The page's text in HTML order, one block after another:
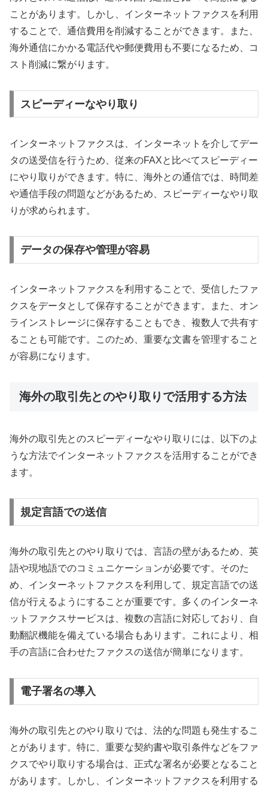
ことがあります。しかし、インターネットファクスを利用
することで、通信費用を削減することができます。また、
海外通信にかかる電話代や郵便費用も不要になるため、コ
スト削減に繋がります。
スピーディーなやり取り
インターネットファクスは、インターネットを介してデー
タの送受信を行うため、従来のFAXと比べてスピーディー
にやり取りができます。特に、海外との通信では、時間差
や通信手段の問題などがあるため、スピーディーなやり取
りが求められます。
データの保存や管理が容易
インターネットファクスを利用することで、受信したファ
クスをデータとして保存することができます。また、オン
ラインストレージに保存することもでき、複数人で共有す
ることも可能です。このため、重要な文書を管理すること
が容易になります。
海外の取引先とのやり取りで活用する方法
海外の取引先とのスピーディーなやり取りには、以下のよ
うな方法でインターネットファクスを活用することができ
ます。
規定言語での送信
海外の取引先とのやり取りでは、言語の壁があるため、英
語や現地語でのコミュニケーションが必要です。そのた
め、インターネットファクスを利用して、規定言語での送
信が行えるようにすることが重要です。多くのインターネ
ットファクスサービスは、複数の言語に対応しており、自
動翻訳機能を備えている場合もあります。これにより、相
手の言語に合わせたファクスの送信が簡単になります。
電子署名の導入
海外の取引先とのやり取りでは、法的な問題も発生するこ
とがあります。特に、重要な契約書や取引条件などをファ
クスでやり取りする場合は、正式な署名が必要となること
があります。しかし、インターネットファクスを利用する